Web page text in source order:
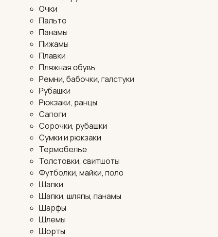
Очки
Пальто
Панамы
Пижамы
Плавки
Пляжная обувь
Ремни, бабочки, галстуки
Рубашки
Рюкзаки, ранцы
Сапоги
Сорочки, рубашки
Сумки и рюкзаки
Термобелье
Толстовки, свитшоты
Футболки, майки, поло
Шапки
Шапки, шляпы, панамы
Шарфы
Шлемы
Шорты